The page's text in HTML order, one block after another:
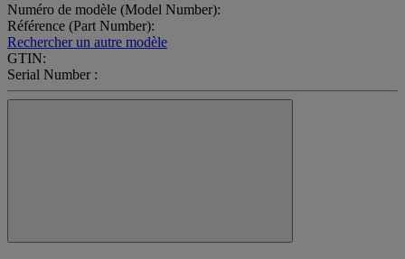
Numéro de modèle (Model Number):
Référence (Part Number):
Rechercher un autre modèle
GTIN:
Serial Number :